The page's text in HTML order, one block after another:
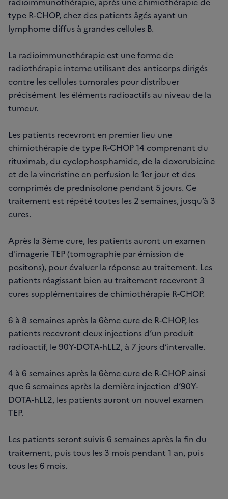
type R-CHOP, chez des patients âgés ayant un
lymphome diffus à grandes cellules B.
La radioimmunothérapie est une forme de
radiothérapie interne utilisant des anticorps dirigés
contre les cellules tumorales pour distribuer
précisément les éléments radioactifs au niveau de la
tumeur.
Les patients recevront en premier lieu une
chimiothérapie de type R-CHOP 14 comprenant du
rituximab, du cyclophosphamide, de la doxorubicine
et de la vincristine en perfusion le 1er jour et des
comprimés de prednisolone pendant 5 jours. Ce
traitement est répété toutes les 2 semaines, jusqu’à 3
cures.
Après la 3ème cure, les patients auront un examen
d'imagerie TEP (tomographie par émission de
positons), pour évaluer la réponse au traitement. Les
patients réagissant bien au traitement recevront 3
cures supplémentaires de chimiothérapie R-CHOP.
6 à 8 semaines après la 6ème cure de R-CHOP, les
patients recevront deux injections d’un produit
radioactif, le 90Y-DOTA-hLL2, à 7 jours d’intervalle.
4 à 6 semaines après la 6ème cure de R-CHOP ainsi
que 6 semaines après la dernière injection d’90Y-
DOTA-hLL2, les patients auront un nouvel examen
TEP.
Les patients seront suivis 6 semaines après la fin du
traitement, puis tous les 3 mois pendant 1 an, puis
tous les 6 mois.